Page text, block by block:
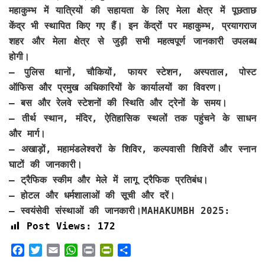
महाकुम्भ में यात्रियों की सहायता के लिए मेला क्षेत्र में पूछताछ
केंद्र भी स्थापित किए गए हैं। इन केंद्रों पर महाकुम्भ, प्रयागराज
शहर और मेला क्षेत्र से जुड़ी सभी महत्वपूर्ण जानकारी उपलब्ध
होगी।
– पुलिस थानों, चौकियों, फायर स्टेशन, अस्पताल, पोस्ट
ऑफिस और प्रमुख अधिकारियों के कार्यालयों का विवरण।
– बस और रेलवे स्टेशनों की स्थिति और ट्रेनों के समय।
– तीर्थ स्थान, मंदिर, ऐतिहासिक स्थलों तक पहुंचने के साधन
और मार्ग।
– अखाड़ों, महामंडलेश्वरों के शिविर, कल्पवासी शिविरों और स्नान
घाटों की जानकारी।
– ट्रैफिक स्कीम और मेले में लागू ट्रैफिक प्रतिबंध।
– होटल और धर्मशालाओं की सूची और दरें।
– स्वयंसेवी संस्थाओं की जानकारी।MAHAKUMBH 2025:
Post Views:
172